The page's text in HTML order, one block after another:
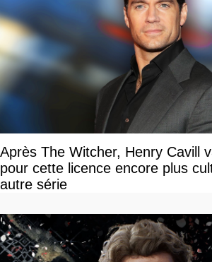
Après The Witcher, Henry Cavill
pour cette licence encore plus
autre série